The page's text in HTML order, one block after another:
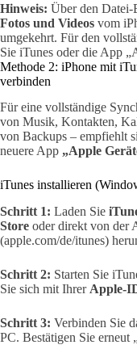
Hinweis: Über den Datei-
Fotos und Videos vom
umgekehrt. Für den
Sie iTunes oder die App
Methode 2: iPhone mit
verbinden
Für eine vollständige
von Musik, Kontakten,
von Backups – empfiehlt
neuere App „Apple
iTunes installieren
Schritt 1: Laden Sie
Store oder direkt von der
(apple.com/de/itunes)
Schritt 2: Starten Sie
Sie sich mit Ihrer Apple-
Schritt 3: Verbinden Sie
PC. Bestätigen Sie erneut